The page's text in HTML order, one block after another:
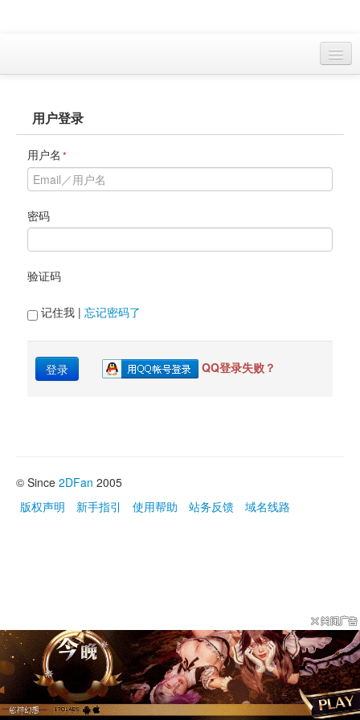
首页
找游戏
下资源
目录
本月新作
站内动态
小组
KF Online
用户登录
用户名 *
密码
验证码
记住我 | 忘记密码了
登录 QQ登录失败？
© Since 2DFan 2005
版权声明
新手指引 使用帮助 站务反馈 域名线路